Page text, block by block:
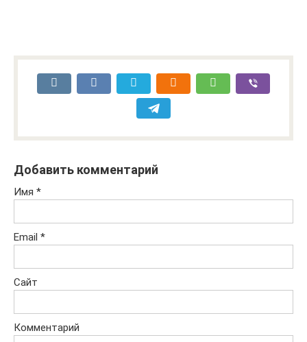
Добавить комментарий
Имя *
Email *
Сайт
Комментарий